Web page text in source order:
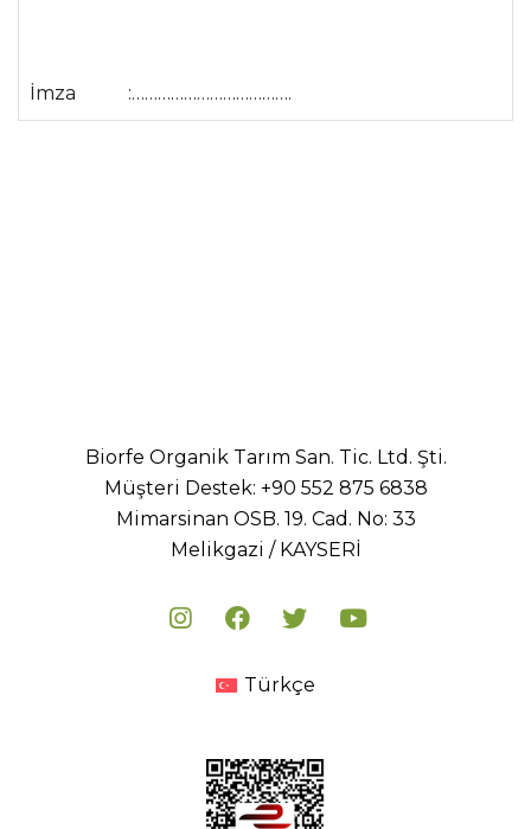
İmza :……………………………….
Biorfe Organik Tarım San. Tic. Ltd. Şti.
Müşteri Destek: +90 552 875 6838
Mimarsinan OSB. 19. Cad. No: 33
Melikgazi / KAYSERİ
Türkçe